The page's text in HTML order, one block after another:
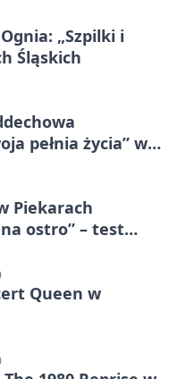
„Szpilki i
Śląskich
pełnia życia” w
Piekarach
ostro” – test
Queen w